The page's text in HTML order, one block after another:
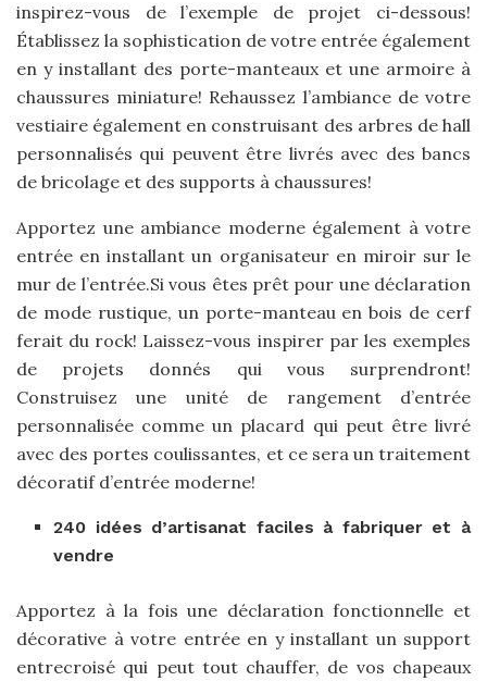
inspirez-vous de l’exemple de projet ci-dessous!
Établissez la sophistication de votre entrée également
en y installant des porte-manteaux et une armoire à
chaussures miniature! Rehaussez l’ambiance de votre
vestiaire également en construisant des arbres de hall
personnalisés qui peuvent être livrés avec des bancs
de bricolage et des supports à chaussures!
Apportez une ambiance moderne également à votre
entrée en installant un organisateur en miroir sur le
mur de l’entrée.Si vous êtes prêt pour une déclaration
de mode rustique, un porte-manteau en bois de cerf
ferait du rock! Laissez-vous inspirer par les exemples
de projets donnés qui vous surprendront!
Construisez une unité de rangement d’entrée
personnalisée comme un placard qui peut être livré
avec des portes coulissantes, et ce sera un traitement
décoratif d’entrée moderne!
240 idées d’artisanat faciles à fabriquer et à
vendre
Apportez à la fois une déclaration fonctionnelle et
décorative à votre entrée en y installant un support
entrecroisé qui peut tout chauffer, de vos chapeaux